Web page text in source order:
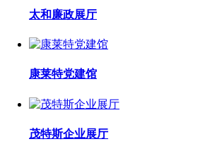
太和廉政展厅
康莱特党建馆
茂特斯企业展厅